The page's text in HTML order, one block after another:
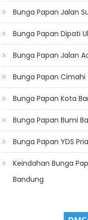
Bunga Papan Jalan
Bunga Papan Dipati
Bunga Papan Jalan
Bunga Papan Cimahi
Bunga Papan Kota
Bunga Papan Bumi
Bunga Papan YDS
Keindahan Bunga
Bandung